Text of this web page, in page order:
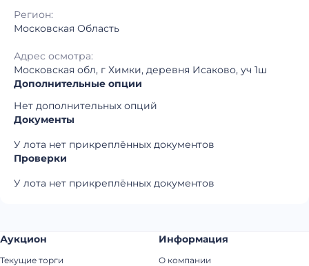
Регион:
Московская Область
Адрес осмотра:
Московская обл, г Химки, деревня Исаково, уч 1ш
Дополнительные опции
Нет дополнительных опций
Документы
У лота нет прикреплённых документов
Проверки
У лота нет прикреплённых документов
Аукцион
Текущие торги
Информация
О компании